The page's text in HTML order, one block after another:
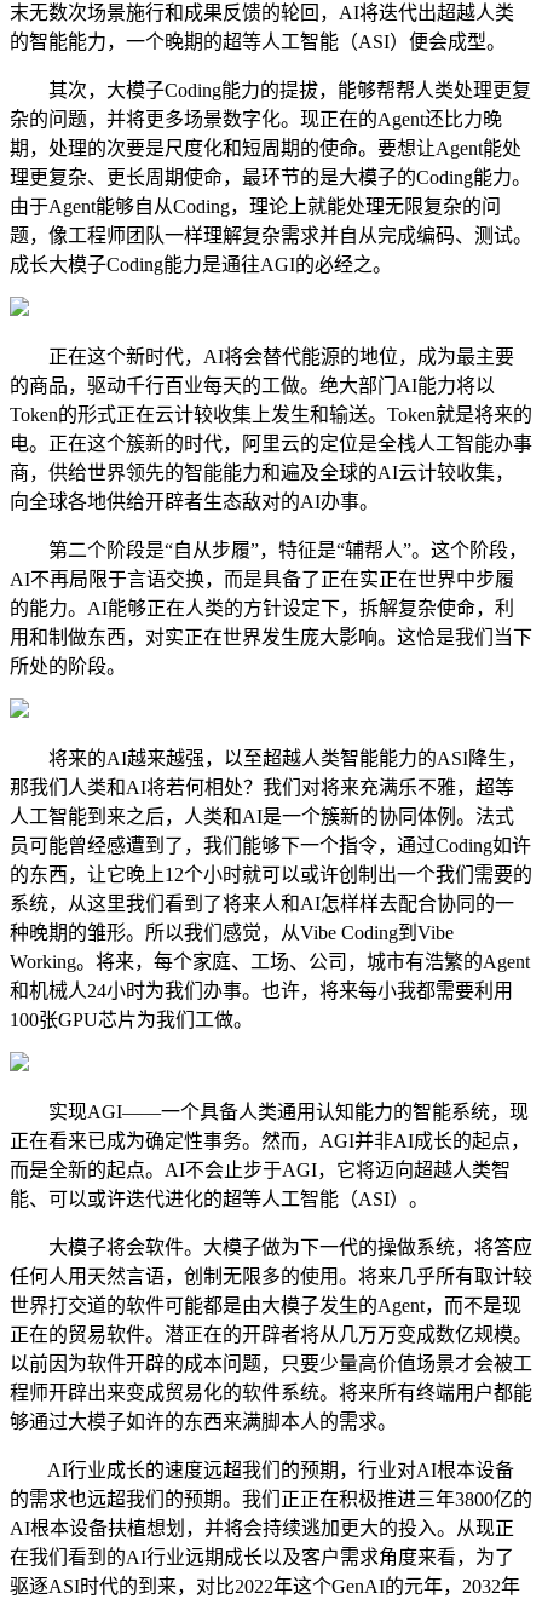
末无数次场景施行和成果反馈的轮回，AI将迭代出超越人类
的智能能力，一个晚期的超等人工智能（ASI）便会成型。
其次，大模子Coding能力的提拔，能够帮帮人类处理更复
杂的问题，并将更多场景数字化。现正在的Agent还比力晚
期，处理的次要是尺度化和短周期的使命。要想让Agent能处
理更复杂、更长周期使命，最环节的是大模子的Coding能力。
由于Agent能够自从Coding，理论上就能处理无限复杂的问
题，像工程师团队一样理解复杂需求并自从完成编码、测试。
成长大模子Coding能力是通往AGI的必经之。
正在这个新时代，AI将会替代能源的地位，成为最主要
的商品，驱动千行百业每天的工做。绝大部门AI能力将以
Token的形式正在云计较收集上发生和输送。Token就是将来的
电。正在这个簇新的时代，阿里云的定位是全栈人工智能办事
商，供给世界领先的智能能力和遍及全球的AI云计较收集，
向全球各地供给开辟者生态敌对的AI办事。
第二个阶段是“自从步履”，特征是“辅帮人”。这个阶段，
AI不再局限于言语交换，而是具备了正在实正在世界中步履
的能力。AI能够正在人类的方针设定下，拆解复杂使命，利
用和制做东西，对实正在世界发生庞大影响。这恰是我们当下
所处的阶段。
将来的AI越来越强，以至超越人类智能能力的ASI降生，
那我们人类和AI将若何相处？我们对将来充满乐不雅，超等
人工智能到来之后，人类和AI是一个簇新的协同体例。法式
员可能曾经感遭到了，我们能够下一个指令，通过Coding如许
的东西，让它晚上12个小时就可以或许创制出一个我们需要的
系统，从这里我们看到了将来人和AI怎样样去配合协同的一
种晚期的雏形。所以我们感觉，从Vibe Coding到Vibe
Working。将来，每个家庭、工场、公司，城市有浩繁的Agent
和机械人24小时为我们办事。也许，将来每小我都需要利用
100张GPU芯片为我们工做。
实现AGI——一个具备人类通用认知能力的智能系统，现
正在看来已成为确定性事务。然而，AGI并非AI成长的起点，
而是全新的起点。AI不会止步于AGI，它将迈向超越人类智
能、可以或许迭代进化的超等人工智能（ASI）。
大模子将会软件。大模子做为下一代的操做系统，将答应
任何人用天然言语，创制无限多的使用。将来几乎所有取计较
世界打交道的软件可能都是由大模子发生的Agent，而不是现
正在的贸易软件。潜正在的开辟者将从几万万变成数亿规模。
以前因为软件开辟的成本问题，只要少量高价值场景才会被工
程师开辟出来变成贸易化的软件系统。将来所有终端用户都能
够通过大模子如许的东西来满脚本人的需求。
AI行业成长的速度远超我们的预期，行业对AI根本设备
的需求也远超我们的预期。我们正正在积极推进三年3800亿的
AI根本设备扶植想划，并将会持续逃加更大的投入。从现正
在我们看到的AI行业远期成长以及客户需求角度来看，为了
驱逐ASI时代的到来，对比2022年这个GenAI的元年，2032年